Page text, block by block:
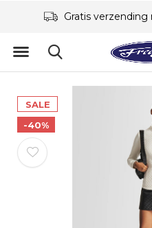
Gratis verzending
SALE
-40%